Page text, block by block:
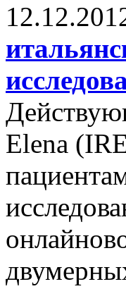
Elena